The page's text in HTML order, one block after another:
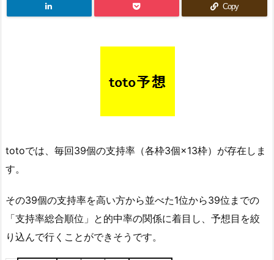
Copy
totoでは、毎回39個の支持率（各枠3個×13枠）が存在しま
す。
その39個の支持率を高い方から並べた1位から39位までの
「支持率総合順位」と的中率の関係に着目し、予想目を絞
り込んで行くことができそうです。